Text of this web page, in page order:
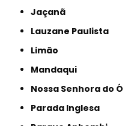
Jaçanã
Lauzane Paulista
Limão
Mandaqui
Nossa Senhora do Ó
Parada Inglesa